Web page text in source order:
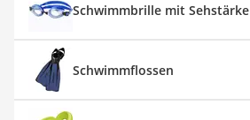
Schwimmbrille mit Sehstärke
Schwimmflossen